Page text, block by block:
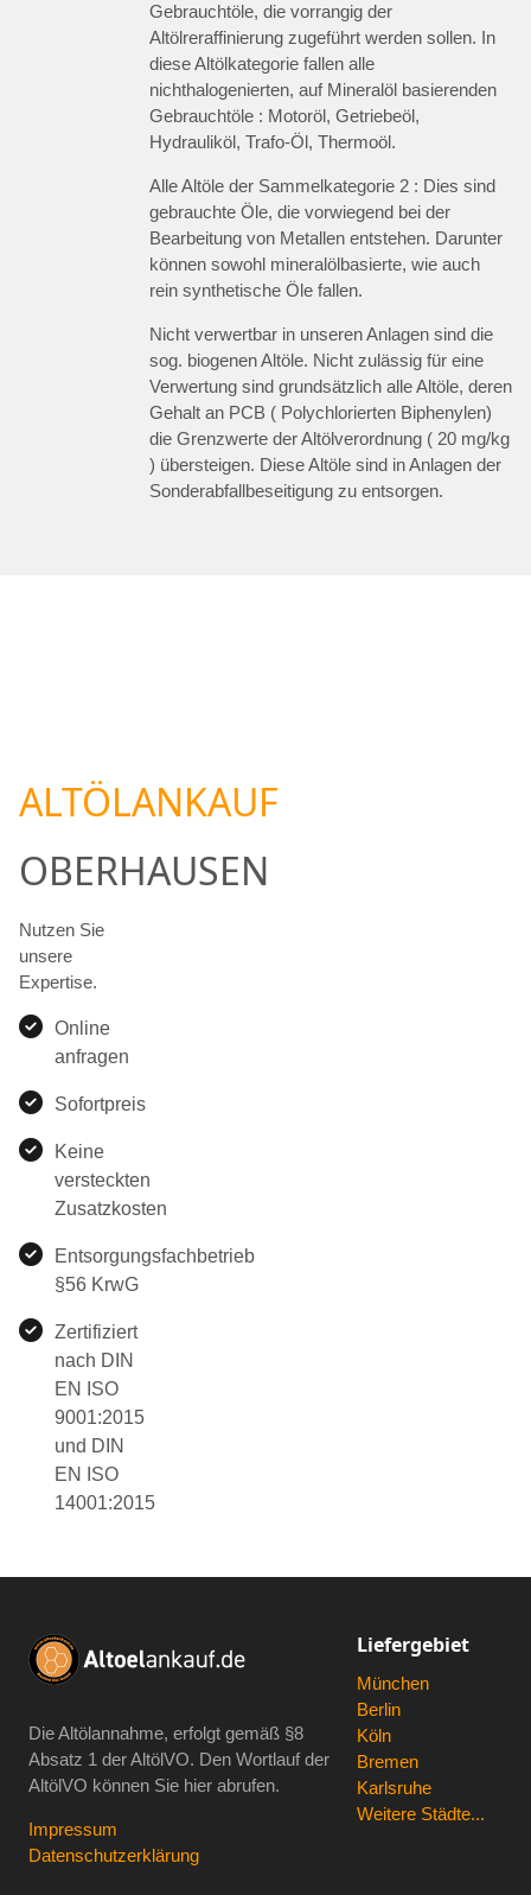
Gebrauchtöle, die vorrangig der
Altölreraffinierung zugeführt werden sollen. In
diese Altölkategorie fallen alle
nichthalogenierten, auf Mineralöl basierenden
Gebrauchtöle : Motoröl, Getriebeöl,
Hydrauliköl, Trafo-Öl, Thermoöl.
Alle Altöle der Sammelkategorie 2 : Dies sind
gebrauchte Öle, die vorwiegend bei der
Bearbeitung von Metallen entstehen. Darunter
können sowohl mineralölbasierte, wie auch
rein synthetische Öle fallen.
Nicht verwertbar in unseren Anlagen sind die
sog. biogenen Altöle. Nicht zulässig für eine
Verwertung sind grundsätzlich alle Altöle, deren
Gehalt an PCB ( Polychlorierten Biphenylen)
die Grenzwerte der Altölverordnung ( 20 mg/kg
) übersteigen. Diese Altöle sind in Anlagen der
Sonderabfallbeseitigung zu entsorgen.
ALTÖLANKAUF
OBERHAUSEN
Nutzen Sie
unsere
Expertise.
Online
anfragen
Sofortpreis
Keine
versteckten
Zusatzkosten
Entsorgungsfachbetrieb
§56 KrwG
Zertifiziert
nach DIN
EN ISO
9001:2015
und DIN
EN ISO
14001:2015
Die Altölannahme, erfolgt gemäß §8
Absatz 1 der AltölVO. Den Wortlauf der
AltölVO können Sie hier abrufen.
Impressum
Datenschutzerklärung
Liefergebiet
München
Berlin
Köln
Bremen
Karlsruhe
Weitere Städte...